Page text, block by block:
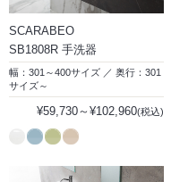
SCARABEO
SB1808R 手洗器
幅：301～400サイズ ／ 奥行：301
サイズ～
¥59,730～¥102,960(税込)